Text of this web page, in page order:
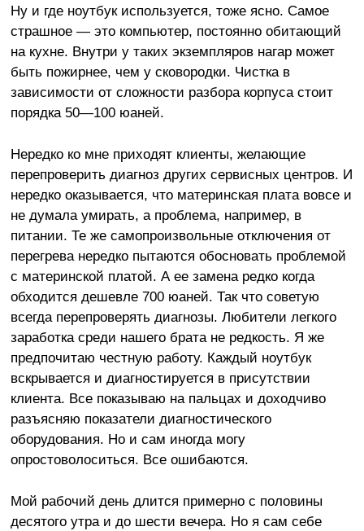
Ну и где ноутбук используется, тоже ясно. Самое
страшное — это компьютер, постоянно обитающий
на кухне. Внутри у таких экземпляров нагар может
быть пожирнее, чем у сковородки. Чистка в
зависимости от сложности разбора корпуса стоит
порядка 50—100 юаней.
Нередко ко мне приходят клиенты, желающие
перепроверить диагноз других сервисных центров. И
нередко оказывается, что материнская плата вовсе и
не думала умирать, а проблема, например, в
питании. Те же самопроизвольные отключения от
перегрева нередко пытаются обосновать проблемой
с материнской платой. А ее замена редко когда
обходится дешевле 700 юаней. Так что советую
всегда перепроверять диагнозы. Любители легкого
заработка среди нашего брата не редкость. Я же
предпочитаю честную работу. Каждый ноутбук
вскрывается и диагностируется в присутствии
клиента. Все показываю на пальцах и доходчиво
разъясняю показатели диагностического
оборудования. Но и сам иногда могу
опростоволоситься. Все ошибаются.
Мой рабочий день длится примерно с половины
десятого утра и до шести вечера. Но я сам себе